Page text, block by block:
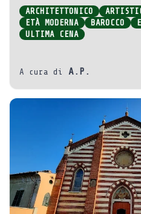
ARCHITETTONICO
ETÀ MODERNA
BAROCCO
ULTIMA CENA
A cura di A.P.